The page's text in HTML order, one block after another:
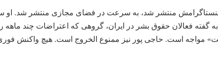
منتشر شد، به سرعت در فضای مجازی منتشر شد. او
مواجه است. حاجی پور نیز ممنوع الخروج است. هیچ واکنش فوری